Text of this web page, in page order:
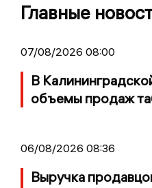
Главные
07/08/2026 08:00
В
объемы продаж
06/08/2026 08:36
Выручка